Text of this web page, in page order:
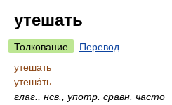
утешать
Толкование
Перевод
утешать
утеша́ть
глаг.
нсв.
употр. сравн. часто